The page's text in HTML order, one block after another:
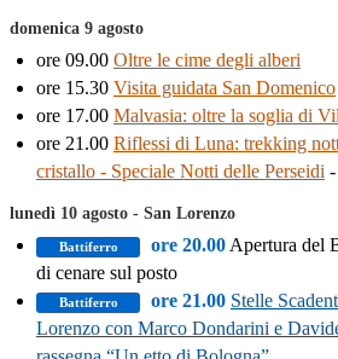
domenica 9 agosto
ore 09.00 Oltre le cime degli alberi
ore 15.30 Visita guidata San Domenico
ore 17.00 Malvasia: oltre la soglia di
ore 21.00 Riflessi di Luna: trekking
cristallo - Speciale Notti delle Perseidi -
lunedì 10 agosto - San Lorenzo
Battiferro ore 20.00Apertura del
di cenare sul posto
Battiferro ore 21.00 Stelle
Lorenzo con Marco Dondarini e